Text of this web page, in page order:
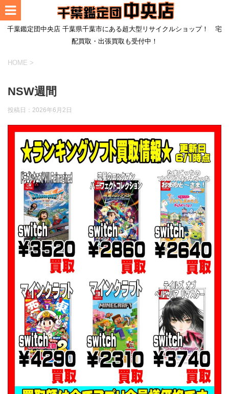
千葉鑑定団中央店 千葉県千葉市にある超大型リサイクルショップ！ 宅
配買取・出張買取も受付中！
HOME >
NSW週間
投稿日： 2026年6月2日